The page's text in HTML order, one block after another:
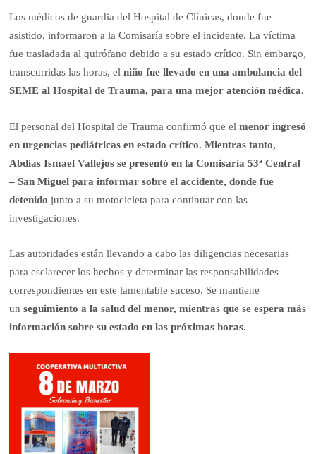
Los médicos de guardia del Hospital de Clínicas, donde fue
asistido, informaron a la Comisaría sobre el incidente. La víctima
fue trasladada al quirófano debido a su estado crítico. Sin embargo,
transcurridas las horas, elniño fue llevado en una ambulancia del
SEME al Hospital de Trauma, para una mejor atención médica.
El personal del Hospital de Trauma confirmó que el menor ingresó
en urgencias pediátricas en estado crítico. Mientras tanto,
Abdias Ismael Vallejos se presentó en la Comisaría 53ª Central
– San Miguel para informar sobre el accidente, donde fue
detenidojunto a su motocicleta para continuar con las
investigaciones.
Las autoridades están llevando a cabo las diligencias necesarias
para esclarecer los hechos y determinar las responsabilidades
correspondientes en este lamentable suceso. Se mantiene
un seguimiento a la salud del menor, mientras que se espera más
información sobre su estado en las próximas horas.